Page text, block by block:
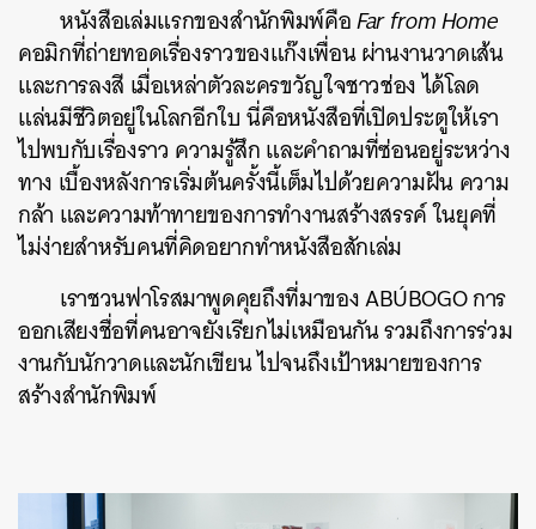
หนังสือเล่มแรกของสำนักพิมพ์คือFar from Home
คอมิกที่ถ่ายทอดเรื่องราวของแก๊งเพื่อน ผ่านงานวาดเส้น
และการลงสี เมื่อเหล่าตัวละครขวัญใจชาวช่อง ได้โลด
แล่นมีชีวิตอยู่ในโลกอีกใบ นี่คือหนังสือที่เปิดประตูให้เรา
ไปพบกับเรื่องราว ความรู้สึก และคำถามที่ซ่อนอยู่ระหว่าง
ทาง เบื้องหลังการเริ่มต้นครั้งนี้เต็มไปด้วยความฝัน ความ
กล้า และความท้าทายของการทำงานสร้างสรรค์ ในยุคที่
ไม่ง่ายสำหรับคนที่คิดอยากทำหนังสือสักเล่ม
เราชวนฟาโรสมาพูดคุยถึงที่มาของ ABÚBOGO การ
ออกเสียงชื่อที่คนอาจยังเรียกไม่เหมือนกัน รวมถึงการร่วม
งานกับนักวาดและนักเขียน ไปจนถึงเป้าหมายของการ
สร้างสำนักพิมพ์